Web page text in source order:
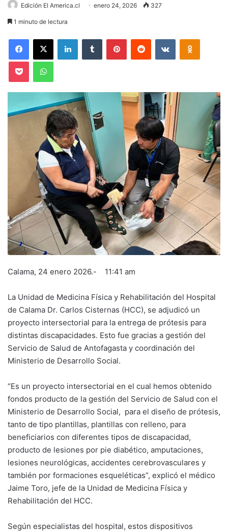
Edición El America.cl enero 24, 2026 327
1 minuto de lectura
Facebook
X LinkedInTumblr PinterestReddit VKontakte
Pocket WhatsApp
Calama, 24 enero 2026.- 11:41 am
La Unidad de Medicina Física y Rehabilitación del Hospital
de Calama Dr. Carlos Cisternas (HCC), se adjudicó un
proyecto intersectorial para la entrega de prótesis para
distintas discapacidades. Esto fue gracias a gestión del
Servicio de Salud de Antofagasta y coordinación del
Ministerio de Desarrollo Social.
“Es un proyecto intersectorial en el cual hemos obtenido
fondos producto de la gestión del Servicio de Salud con el
Ministerio de Desarrollo Social, para el diseño de prótesis,
tanto de tipo plantillas, plantillas con relleno, para
beneficiarios con diferentes tipos de discapacidad,
producto de lesiones por pie diabético, amputaciones,
lesiones neurológicas, accidentes cerebrovasculares y
también por formaciones esqueléticas”, explicó el médico
Jaime Toro, jefe de la Unidad de Medicina Física y
Rehabilitación del HCC.
Según especialistas del hospital, estos dispositivos